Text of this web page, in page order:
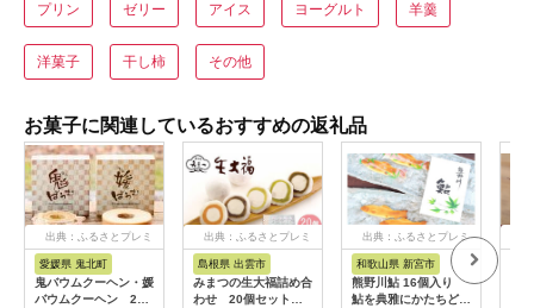
プリン ゼリー アイス ヨーグルト 羊羹
洋菓子 干し柿 その他
お菓子に関連しているおすすめの返礼品
出典：ふるさとプレミ
愛媛県 鬼北町
鬼バウムクーヘン・媛
バウムクーヘン 2種
出典：ふるさとプレミ
島根県 出雲市
みまつの生大福詰め合
わせ 20個セット
出典：ふるさとプレミ
アム
和歌山県 新宮市
熊野川鮎 16個入り
鮎を典雅にかたちどっ